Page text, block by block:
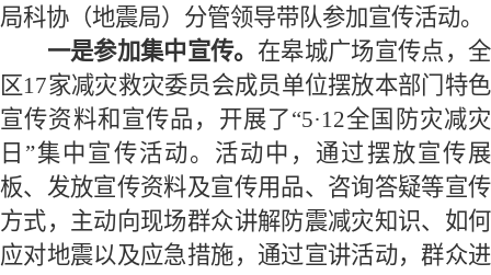
局科协（地震局）分管领导带队参加宣传活动。
一是参加集中宣传。 在皋城广场宣传点，全
区17家减灾救灾委员会成员单位摆放本部门特色
宣传资料和宣传品，开展了“5·12全国防灾减灾
日”集中宣传活动。活动中，通过摆放宣传展
板、发放宣传资料及宣传用品、咨询答疑等宣传
方式，主动向现场群众讲解防震减灾知识、如何
应对地震以及应急措施，通过宣讲活动，群众进